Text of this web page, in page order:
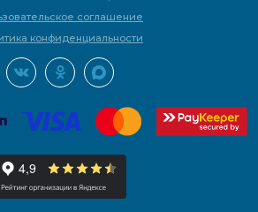
соглашение
конфиденциальности